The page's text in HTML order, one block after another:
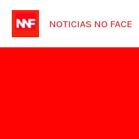
para
NOTICIAS NO FACE